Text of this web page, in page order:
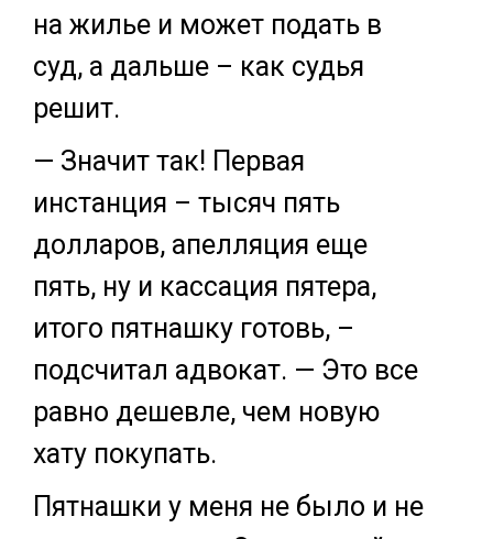
на жилье и может подать в
суд, а дальше – как судья
решит.
— Значит так! Первая
инстанция – тысяч пять
долларов, апелляция еще
пять, ну и кассация пятера,
итого пятнашку готовь, –
подсчитал адвокат. — Это все
равно дешевле, чем новую
хату покупать.
Пятнашки у меня не было и не